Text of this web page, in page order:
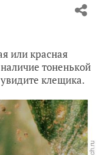
или красная
тоненькой
клещика.